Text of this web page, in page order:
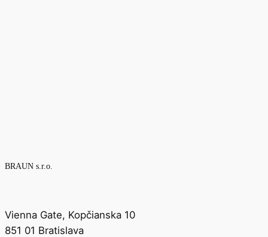
BRAUN s.r.o.
Vienna Gate, Kopčianska 10
851 01 Bratislava